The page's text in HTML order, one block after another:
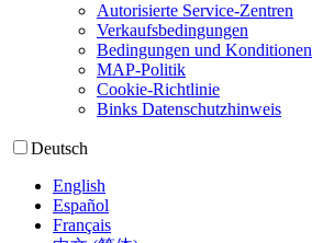
Autorisierte Service-Zentren
Verkaufsbedingungen
Bedingungen und Konditionen
MAP-Politik
Cookie-Richtlinie
Binks Datenschutzhinweis
Deutsch
English
Español
Français